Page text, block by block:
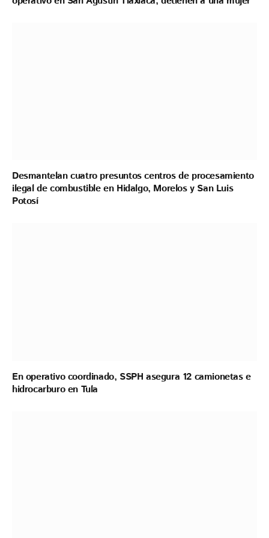
Desmantelan cuatro presuntos centros de procesamiento
ilegal de combustible en Hidalgo, Morelos y San Luis
Potosí
En operativo coordinado, SSPH asegura 12 camionetas e
hidrocarburo en Tula